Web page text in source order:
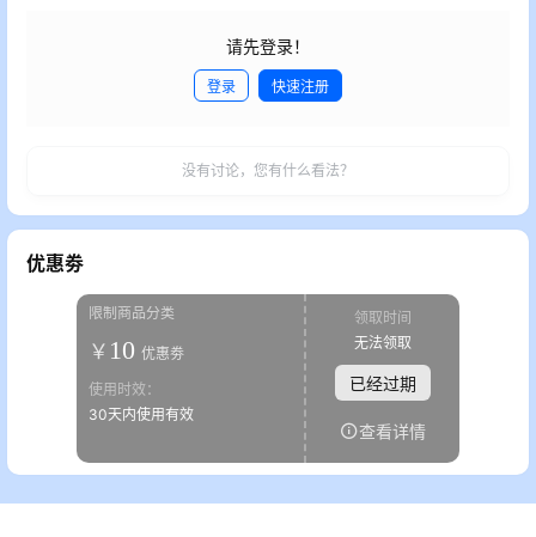
请先登录！
登录 快速注册
没有讨论，您有什么看法？
优惠劵
限制商品分类
￥ 10 优惠劵
使用时效：
30天内使用有效
领取时间
无法领取
已经过期
查看详情